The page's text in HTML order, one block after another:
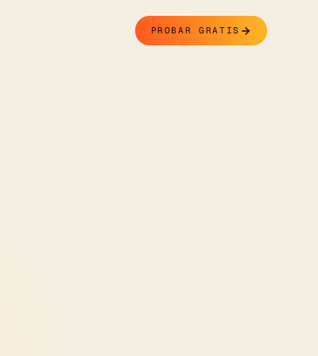
PROBAR GRATIS